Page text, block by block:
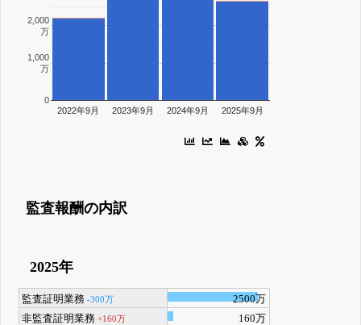
2022年9月 2023年9月 2024年9月 2025年9月
0
1,000
万
2,000
万
監査報酬の内訳
2025年
監査証明業務-300万
2500万
非監査証明業務+160万 160万